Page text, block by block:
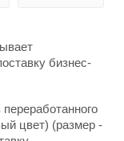
бизнес-
цвет) (размер -